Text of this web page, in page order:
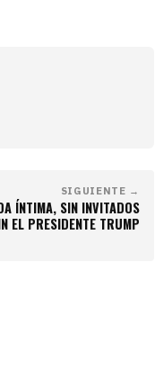
SIGUIENTE →
ÍNTIMA, SIN INVITADOS
EL PRESIDENTE TRUMP